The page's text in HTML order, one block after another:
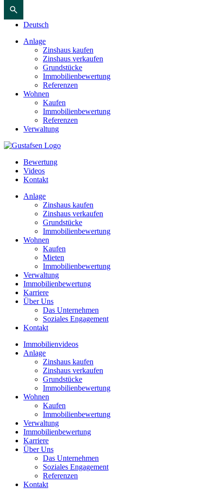
Deutsch
Anlage
Zinshaus kaufen
Zinshaus verkaufen
Grundstücke
Immobilienbewertung
Referenzen
Wohnen
Kaufen
Immobilienbewertung
Referenzen
Verwaltung
Bewertung
Videos
Kontakt
Anlage
Zinshaus kaufen
Zinshaus verkaufen
Grundstücke
Immobilienbewertung
Wohnen
Kaufen
Mieten
Immobilienbewertung
Verwaltung
Immobilienbewertung
Karriere
Über Uns
Das Unternehmen
Soziales Engagement
Kontakt
Immobilienvideos
Anlage
Zinshaus kaufen
Zinshaus verkaufen
Grundstücke
Immobilienbewertung
Wohnen
Kaufen
Immobilienbewertung
Verwaltung
Immobilienbewertung
Karriere
Über Uns
Das Unternehmen
Soziales Engagement
Referenzen
Kontakt